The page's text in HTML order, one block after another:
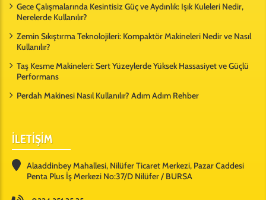
Gece Çalışmalarında Kesintisiz Güç ve Aydınlık: Işık Kuleleri Nedir,
Nerelerde Kullanılır?
Zemin Sıkıştırma Teknolojileri: Kompaktör Makineleri Nedir ve Nasıl
Kullanılır?
Taş Kesme Makineleri: Sert Yüzeylerde Yüksek Hassasiyet ve Güçlü
Performans
Perdah Makinesi Nasıl Kullanılır? Adım Adım Rehber
İLETİŞİM
Alaaddinbey Mahallesi, Nilüfer Ticaret Merkezi, Pazar Caddesi
Penta Plus İş Merkezi No:37/D Nilüfer / BURSA